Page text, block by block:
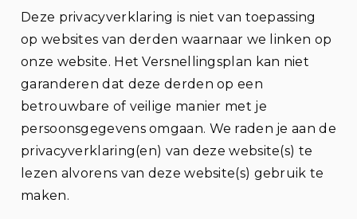
Deze privacyverklaring is niet van toepassing
op websites van derden waarnaar we linken op
onze website. Het Versnellingsplan kan niet
garanderen dat deze derden op een
betrouwbare of veilige manier met je
persoonsgegevens omgaan. We raden je aan de
privacyverklaring(en) van deze website(s) te
lezen alvorens van deze website(s) gebruik te
maken.